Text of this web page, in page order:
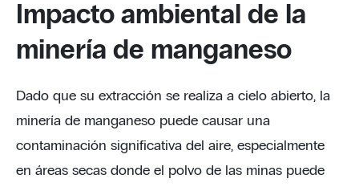
Impacto ambiental de la
minería de manganeso
Dado que su extracción se realiza a cielo abierto, la
minería de manganeso puede causar una
contaminación significativa del aire, especialmente
en áreas secas donde el polvo de las minas puede